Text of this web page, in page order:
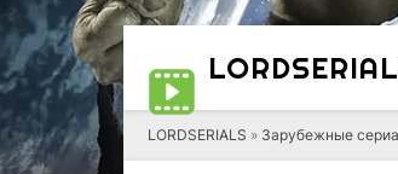
LORD
LORDSERIALS » Зарубежные